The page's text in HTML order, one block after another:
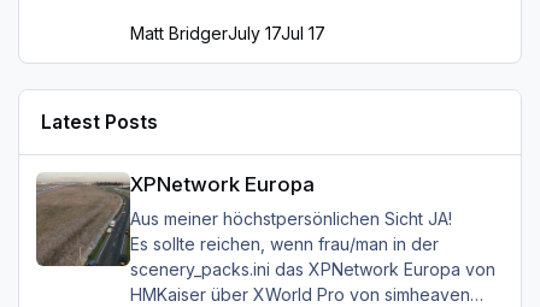
Matt BridgerJuly 17Jul 17
Latest Posts
XPNetwork Europa
Aus meiner höchstpersönlichen Sicht JA!
Es sollte reichen, wenn frau/man in der
scenery_packs.ini das XPNetwork Europa von
HMKaiser über XWorld Pro von simheaven